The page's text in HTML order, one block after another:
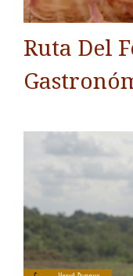
Ruta Del